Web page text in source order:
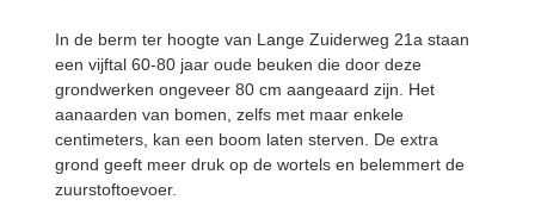
In de berm ter hoogte van Lange Zuiderweg 21a staan
een vijftal 60-80 jaar oude beuken die door deze
grondwerken ongeveer 80 cm aangeaard zijn. Het
aanaarden van bomen, zelfs met maar enkele
centimeters, kan een boom laten sterven. De extra
grond geeft meer druk op de wortels en belemmert de
zuurstoftoevoer.